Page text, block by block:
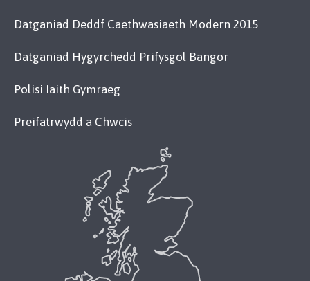
Datganiad Deddf Caethwasiaeth Modern 2015
Datganiad Hygyrchedd Prifysgol Bangor
Polisi Iaith Gymraeg
Preifatrwydd a Chwcis